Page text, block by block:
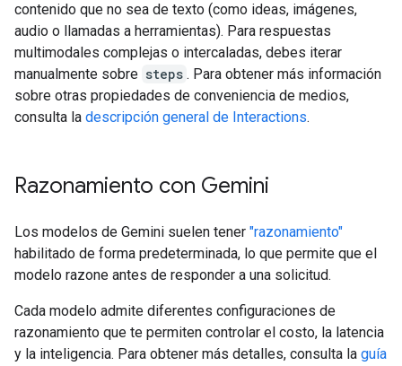
contenido que no sea de texto (como ideas, imágenes,
audio o llamadas a herramientas). Para respuestas
multimodales complejas o intercaladas, debes iterar
manualmente sobre steps . Para obtener más información
sobre otras propiedades de conveniencia de medios,
consulta la descripción general de Interactions.
Razonamiento con Gemini
Los modelos de Gemini suelen tener "razonamiento"
habilitado de forma predeterminada, lo que permite que el
modelo razone antes de responder a una solicitud.
Cada modelo admite diferentes configuraciones de
razonamiento que te permiten controlar el costo, la latencia
y la inteligencia. Para obtener más detalles, consulta la guía